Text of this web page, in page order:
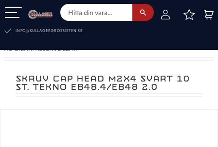
INFO@KULLAGERGROSSISTEN.SE
RC-BILAR. RESERVDELAR
SKRUV CAP HEAD M2X4 SVART 10
ST. TEKNO EB48.4/EB48 2.0